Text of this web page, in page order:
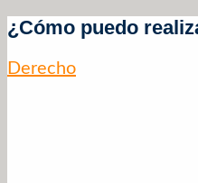
¿Cómo puedo
Derecho